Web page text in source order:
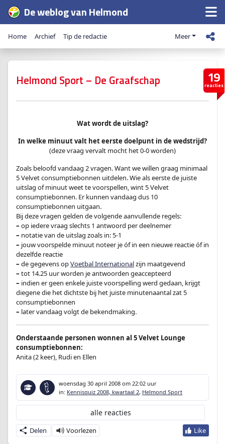
De weblog van Helmond
Home Archief Tip de redactie Meer
19
reacties
Helmond Sport – De Graafschap
Wat wordt de uitslag?
In welke minuut valt het eerste doelpunt in de wedstrijd?
(deze vraag vervalt mocht het 0-0 worden)
Zoals beloofd vandaag 2 vragen. Want we willen graag minimaal
5 Velvet consumptiebonnen uitdelen. Wie als eerste de juiste
uitslag of minuut weet te voorspellen, wint 5 Velvet
consumptiebonnen. Er kunnen vandaag dus 10
consumptiebonnen uitgaan.
Bij deze vragen gelden de volgende aanvullende regels:
– op iedere vraag slechts 1 antwoord per deelnemer
– notatie van de uitslag zoals in: 5-1
– jouw voorspelde minuut noteer je óf in een nieuwe reactie óf in
dezelfde reactie
– de gegevens opVoetbal Internationalzijn maatgevend
– tot 14.25 uur worden je antwoorden geaccepteerd
– indien er geen enkele juiste voorspelling werd gedaan, krijgt
diegene die het dichtste bij het juiste minutenaantal zat 5
consumptiebonnen
– later vandaag volgt de bekendmaking.
Onderstaande personen wonnen al 5 Velvet Lounge
consumptiebonnen:
Anita (2 keer), Rudi en Ellen
woensdag 30 april 2008 om 22:02 uur
in: Kennisquiz 2008, kwartaal 2, Helmond Sport
Delen
alle reacties